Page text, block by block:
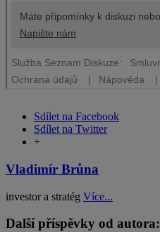
Sdílet na Facebook
Sdílet na Twitter
+
Vladimír Brůna
investor a stratég Více...
Další příspěvky od autora: